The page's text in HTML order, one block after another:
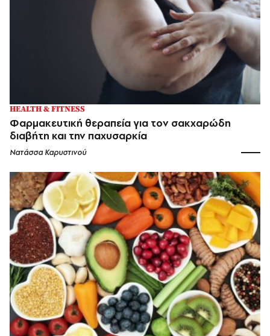
HEALTH & FITNESS
Φαρμακευτική θεραπεία για τον σακχαρώδη
διαβήτη και την παχυσαρκία
Νατάσσα Καρυστινού